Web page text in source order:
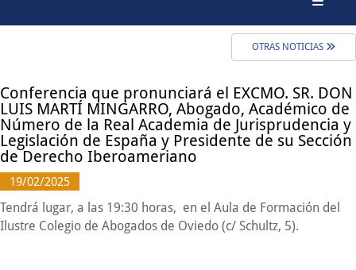
OTRAS NOTICIAS
Conferencia que pronunciará el EXCMO. SR. DON
LUIS MARTÍ MINGARRO, Abogado, Académico de
Número de la Real Academia de Jurisprudencia y
Legislación de España y Presidente de su Sección
de Derecho Iberoameriano
19/02/2025
Tendrá lugar, a las 19:30 horas, en el Aula de Formación del
Ilustre Colegio de Abogados de Oviedo (c/ Schultz, 5).